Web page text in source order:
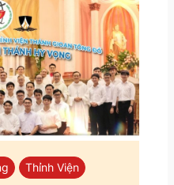
Thỉnh Viện